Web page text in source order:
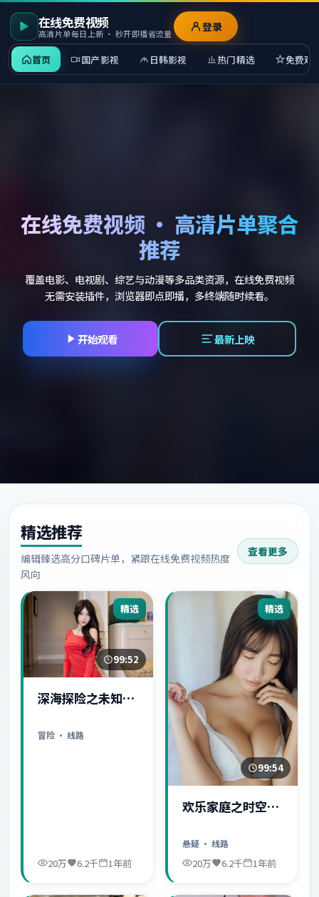
在线免费视频
高清片单每日上新 · 秒开即播省流量
首页 国产影视 日韩影视 热门精选 免费观
登录
在线免费视频 · 高清片单聚合
推荐
覆盖电影、电视剧、综艺与动漫等多品类资源，在线免费视频
无需安装插件，浏览器即点即播，多终端随时续看。
开始观看 最新上映
精选推荐
编辑臻选高分口碑片单，紧跟在线免费视频热度
风向
查看更多
精选
99:52
深海探险之未知世
冒险 · 线路
20万 6.2千 1年前
精选
99:54
欢乐家庭之时空守
悬疑 · 线路
20万 6.2千 1年前